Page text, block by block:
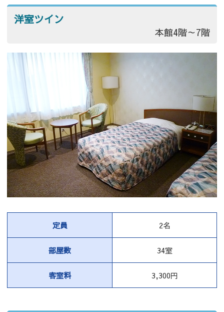
洋室ツイン
本館4階～7階
定員 2名
部屋数 34室
客室料 3,300円